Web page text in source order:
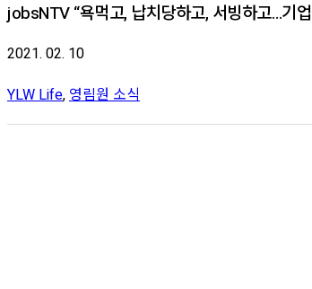
jobsNTV “욕먹고, 납치당하고, 서빙하고…기
2021. 02. 10
YLW Life, 영림원 소식